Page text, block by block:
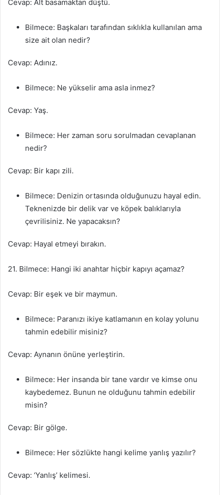
Cevap: Alt basamaktan düştü.
Bilmece: Başkaları tarafından sıklıkla kullanılan ama
size ait olan nedir?
Cevap: Adınız.
Bilmece: Ne yükselir ama asla inmez?
Cevap: Yaş.
Bilmece: Her zaman soru sorulmadan cevaplanan
nedir?
Cevap: Bir kapı zili.
Bilmece: Denizin ortasında olduğunuzu hayal edin.
Teknenizde bir delik var ve köpek balıklarıyla
çevrilisiniz. Ne yapacaksın?
Cevap: Hayal etmeyi bırakın.
21. Bilmece: Hangi iki anahtar hiçbir kapıyı açamaz?
Cevap: Bir eşek ve bir maymun.
Bilmece: Paranızı ikiye katlamanın en kolay yolunu
tahmin edebilir misiniz?
Cevap: Aynanın önüne yerleştirin.
Bilmece: Her insanda bir tane vardır ve kimse onu
kaybedemez. Bunun ne olduğunu tahmin edebilir
misin?
Cevap: Bir gölge.
Bilmece: Her sözlükte hangi kelime yanlış yazılır?
Cevap: ‘Yanlış’ kelimesi.